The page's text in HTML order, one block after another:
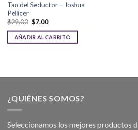
Tao del Seductor – Joshua
Pellicer
$29.00 $7.00
AÑADIR AL CARRITO
¿QUIÉNES SOMOS?
Seleccionamos los mejores productos